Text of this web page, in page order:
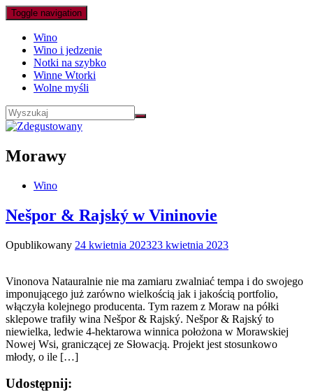
Toggle navigation
Wino
Wino i jedzenie
Notki na szybko
Winne Wtorki
Wolne myśli
Morawy
Wino
Nešpor & Rajský w Vininovie
Opublikowany 24 kwietnia 202323 kwietnia 2023
Vinonova Natauralnie nie ma zamiaru zwalniać tempa i do swojego
imponującego już zarówno wielkością jak i jakością portfolio,
włączyła kolejnego producenta. Tym razem z Moraw na półki
sklepowe trafiły wina Nešpor & Rajský. Nešpor & Rajský to
niewielka, ledwie 4-hektarowa winnica położona w Morawskiej
Nowej Wsi, graniczącej ze Słowacją. Projekt jest stosunkowo
młody, o ile […]
Udostępnij: